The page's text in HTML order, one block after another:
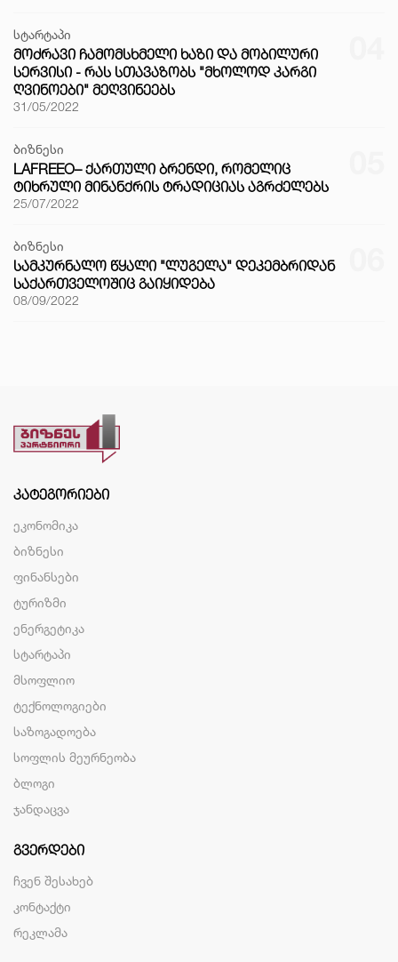
სტარტაპი
ᲛᲝᲫᲠᲐᲕᲘ ᲩᲐᲛᲝᲛᲡᲮᲛᲔᲚᲘ ᲮᲐᲖᲘ ᲓᲐ ᲛᲝᲑᲘᲚᲣᲠᲘ
ᲡᲔᲠᲕᲘᲡᲘ - ᲠᲐᲡ ᲡᲗᲐᲕᲐᲖᲝᲑᲡ "ᲛᲮᲝᲚᲝᲓ ᲙᲐᲠᲒᲘ
ᲦᲕᲘᲜᲝᲔᲑᲘ" ᲛᲔᲦᲕᲘᲜᲔᲔᲑᲡ
31/05/2022
ბიზნესი
LAFREEO– ᲥᲐᲠᲗᲣᲚᲘ ᲑᲠᲔᲜᲓᲘ, ᲠᲝᲛᲔᲚᲘᲪ
ᲢᲘᲮᲠᲣᲚᲘ ᲛᲘᲜᲐᲜᲥᲠᲘᲡ ᲢᲠᲐᲓᲘᲪᲘᲐᲡ ᲐᲒᲠᲫᲔᲚᲔᲑᲡ
25/07/2022
ბიზნესი
ᲡᲐᲛᲙᲣᲠᲜᲐᲚᲝ ᲬᲧᲐᲚᲘ "ᲚᲣᲒᲔᲚᲐ" ᲓᲔᲙᲔᲛᲑᲠᲘᲓᲐᲜ
ᲡᲐᲥᲐᲠᲗᲕᲔᲚᲝᲨᲘᲪ ᲒᲐᲘᲧᲘᲓᲔᲑᲐ
08/09/2022
ᲙᲐᲢᲔᲒᲝᲠᲘᲔᲑᲘ
ეკონომიკა
ბიზნესი
ფინანსები
ტურიზმი
ენერგეტიკა
სტარტაპი
მსოფლიო
ტექნოლოგიები
საზოგადოება
სოფლის მეურნეობა
ბლოგი
ჯანდაცვა
ᲒᲕᲔᲠᲓᲔᲑᲘ
ჩვენ შესახებ
კონტაქტი
რეკლამა